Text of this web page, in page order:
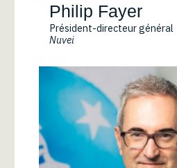
Philip Fayer
Président-directeur général
Nuvei